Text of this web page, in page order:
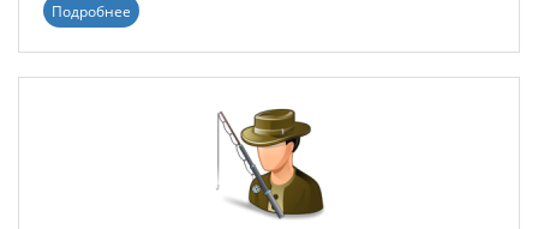
Подробнее